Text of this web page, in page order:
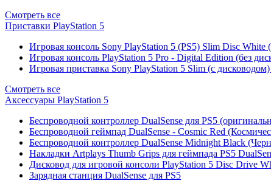
Смотреть все
Приставки PlayStation 5
Игровая консоль Sony PlayStation 5 (PS5) Slim Disc
Игровая консоль PlayStation 5 Pro - Digital Edition (без
Игровая приставка Sony PlayStation 5 Slim (с
Смотреть все
Аксессуары PlayStation 5
Беспроводной контроллер DualSense для PS5
Беспроводной геймпад DualSense - Cosmic Red
Беспроводной контроллер DualSense Midnight Black
Накладки Artplays Thumb Grips для геймпада PS5
Дисковод для игровой консоли PlayStation 5 Disc Drive
Зарядная станция DualSense для PS5